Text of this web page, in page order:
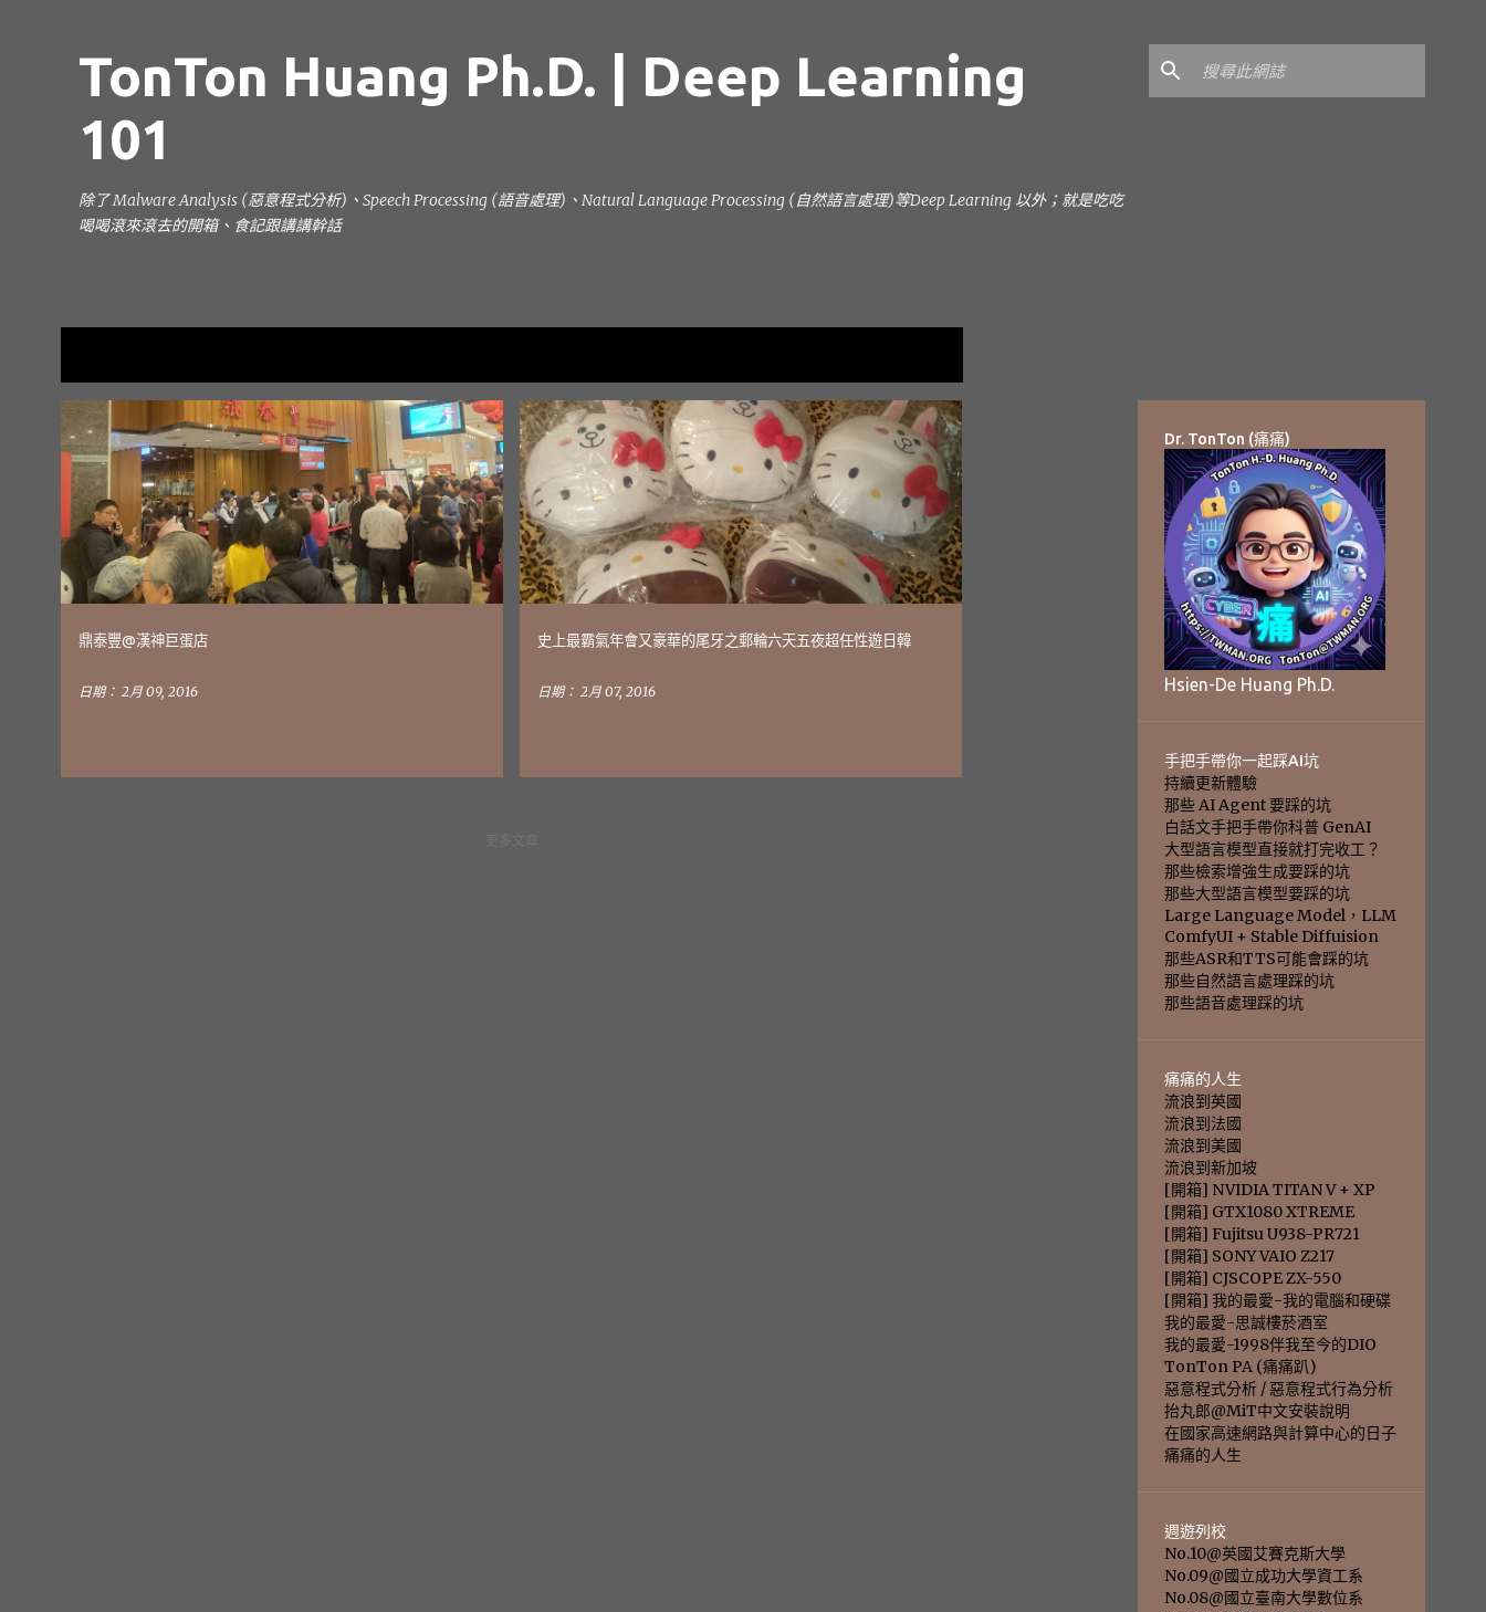
TonTon Huang Ph.D. | Deep Learning
101
除了 Malware Analysis (惡意程式分析)、Speech Processing (語音處理)、Natural Language Processing (自然語言處理)等Deep Learning 以外；就是吃吃
喝喝滾來滾去的開箱、食記跟講講幹話
發
表
文
鼎泰豐@漢神巨蛋店
日期： 2月 09, 2016
高雄美食 痛痛全家GO
史上最霸氣年會又豪華的尾牙之郵輪六天五夜超任性遊日韓
日期： 2月 07, 2016
獵豹移動 CHEETAHMOBILE CMCM Dr. TonTon (痛痛)
Hsien-De Huang Ph.D.
手把手帶你一起踩AI坑
持續更新體驗
那些 AI Agent 要踩的坑
白話文手把手帶你科普 GenAI
大型語言模型直接就打完收工？
那些檢索增強生成要踩的坑
那些大型語言模型要踩的坑
Large Language Model，LLM
ComfyUI + Stable Diffuision
那些ASR和TTS可能會踩的坑
那些自然語言處理踩的坑
那些語音處理踩的坑
痛痛的人生
流浪到英國
流浪到法國
流浪到美國
流浪到新加坡
[開箱] NVIDIA TITAN V + XP
[開箱] GTX1080 XTREME
[開箱] Fujitsu U938-PR721
[開箱] SONY VAIO Z217
[開箱] CJSCOPE ZX-550
[開箱] 我的最愛-我的電腦和硬碟
我的最愛-思誠樓菸酒室
我的最愛-1998伴我至今的DIO
TonTon PA (痛痛趴)
惡意程式分析 / 惡意程式行為分析
抬丸郎@MiT中文安裝說明
在國家高速網路與計算中心的日子
痛痛的人生
週遊列校
No.10@英國艾賽克斯大學
No.09@國立成功大學資工系
No.08@國立臺南大學數位系